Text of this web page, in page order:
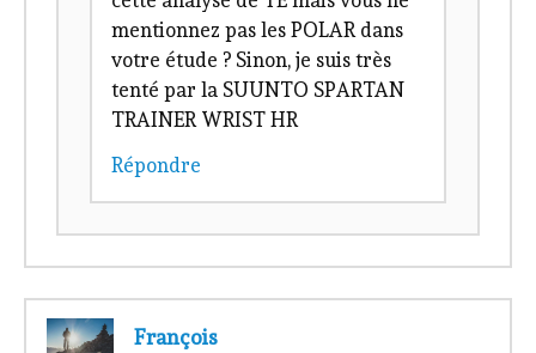
mentionnez pas les POLAR dans
votre étude ? Sinon, je suis très
tenté par la SUUNTO SPARTAN
TRAINER WRIST HR
Répondre
François